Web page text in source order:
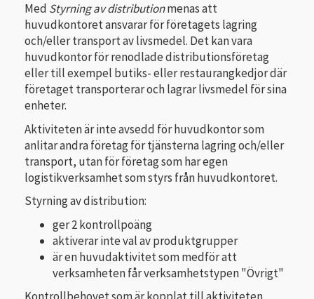
Med Styrning av distributionmenas att
huvudkontoret ansvarar för företagets lagring
och/eller transport av livsmedel. Det kan vara
huvudkontor för renodlade distributionsföretag
eller till exempel butiks- eller restaurangkedjor där
företaget transporterar och lagrar livsmedel för sina
enheter.
Aktiviteten är inte avsedd för huvudkontor som
anlitar andra företag för tjänsterna lagring och/eller
transport, utan för företag som har egen
logistikverksamhet som styrs från huvudkontoret.
Styrning av distribution:
ger 2 kontrollpoäng
aktiverar inte val av produktgrupper
är en huvudaktivitet som medför att
verksamheten får verksamhetstypen "Övrigt"